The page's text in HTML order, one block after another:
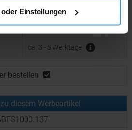
Einstellungen
ca. 3 - 5 Werktage
bestellen
diesem Werbeartikel